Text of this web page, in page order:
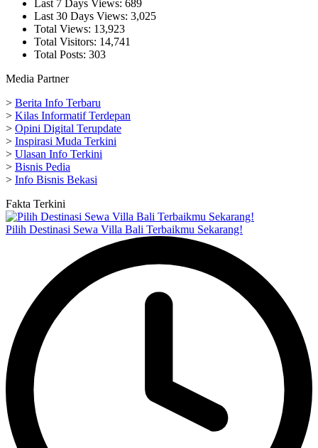
Last 7 Days Views: 689
Last 30 Days Views: 3,025
Total Views: 13,923
Total Visitors: 14,741
Total Posts: 303
Media Partner
> Berita Info Terbaru
> Kilas Informatif Terdepan
> Opini Digital Terupdate
> Inspirasi Muda Terkini
> Ulasan Info Terkini
> Bisnis Pedia
> Info Bisnis Bekasi
Fakta Terkini
Pilih Destinasi Sewa Villa Bali Terbaikmu Sekarang!